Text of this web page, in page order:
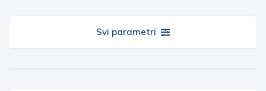
Svi parametri